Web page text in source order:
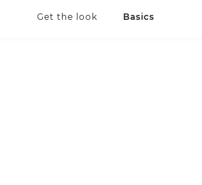
Get the look Basics